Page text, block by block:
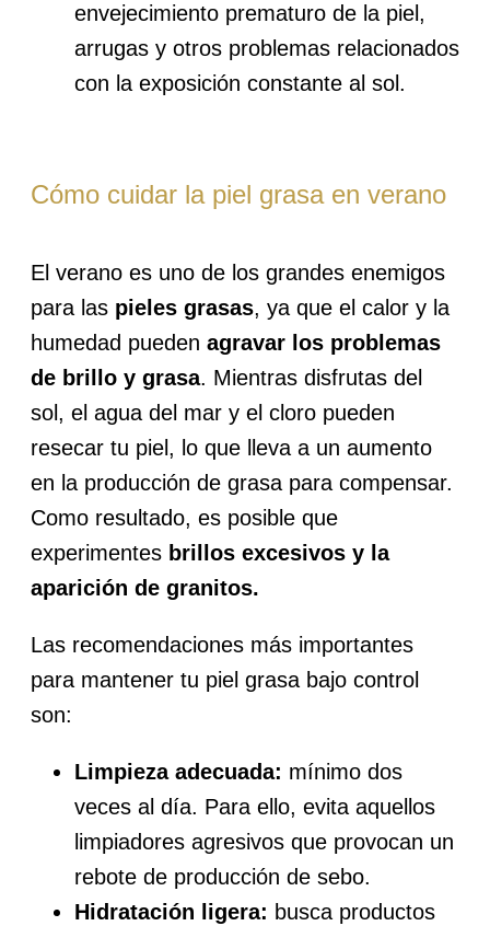
envejecimiento prematuro de la piel,
arrugas y otros problemas relacionados
con la exposición constante al sol.
Cómo cuidar la piel grasa en verano
El verano es uno de los grandes enemigos
para las pieles grasas, ya que el calor y la
humedad pueden agravar los problemas
de brillo y grasa. Mientras disfrutas del
sol, el agua del mar y el cloro pueden
resecar tu piel, lo que lleva a un aumento
en la producción de grasa para compensar.
Como resultado, es posible que
experimentes brillos excesivos y la
aparición de granitos.
Las recomendaciones más importantes
para mantener tu piel grasa bajo control
son:
Limpieza adecuada: mínimo dos
veces al día. Para ello, evita aquellos
limpiadores agresivos que provocan un
rebote de producción de sebo.
Hidratación ligera: busca productos